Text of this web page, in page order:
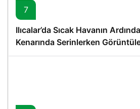
7
Ilıcalar’da Sıcak Havanın
Kenarında Serinlerken